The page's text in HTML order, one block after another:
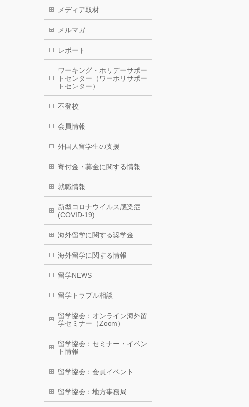
メディア取材
メルマガ
レポート
ワーキング・ホリデーサポー
トセンター（ワーホリサポー
トセンター）
不登校
会員情報
外国人留学生の支援
寄付金・募金に関する情報
就職情報
新型コロナウイルス感染症
(COVID-19)
海外留学に関する奨学金
海外留学に関する情報
留学NEWS
留学トラブル相談
留学協会：オンライン海外留
学セミナー（Zoom）
留学協会：セミナー・イベン
ト情報
留学協会：会員イベント
留学協会：地方事務局